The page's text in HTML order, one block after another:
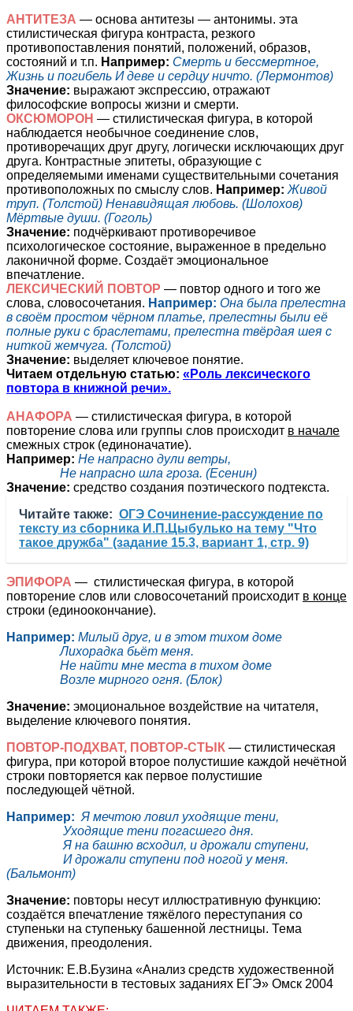
АНТИТЕЗА — основа антитезы — антонимы. эта
стилистическая фигура контраста, резкого
противопоставления понятий, положений, образов,
состояний и т.п. Например: Смерть и бессмертное,
Жизнь и погибель И деве и сердцу ничто. (Лермонтов)
Значение: выражают экспрессию, отражают
философские вопросы жизни и смерти.
ОКСЮМОРОН — стилистическая фигура, в которой
наблюдается необычное соединение слов,
противоречащих друг другу, логически исключающих друг
друга. Контрастные эпитеты, образующие с
определяемыми именами существительными сочетания
противоположных по смыслу слов. Например: Живой
труп. (Толстой) Ненавидящая любовь. (Шолохов)
Мёртвые души. (Гоголь)
Значение: подчёркивают противоречивое
психологическое состояние, выраженное в предельно
лаконичной форме. Создаёт эмоциональное
впечатление.
ЛЕКСИЧЕСКИЙ ПОВТОР — повтор одного и того же
слова, словосочетания. Например: Она была прелестна
в своём простом чёрном платье, прелестны были её
полные руки с браслетами, прелестна твёрдая шея с
ниткой жемчуга. (Толстой)
Значение: выделяет ключевое понятие.
Читаем отдельную статью: «Роль лексического
повтора в книжной речи».
АНАФОРА — стилистическая фигура, в которой
повторение слова или группы слов происходит в начале
смежных строк (единоначатие).
Например: Не напрасно дули ветры,
Не напрасно шла гроза. (Есенин)
Значение: средство создания поэтического подтекста.
Читайте также: ОГЭ Сочинение-рассуждение по
тексту из сборника И.П.Цыбулько на тему "Что
такое дружба" (задание 15.3, вариант 1, стр. 9)
ЭПИФОРА — стилистическая фигура, в которой
повторение слов или словосочетаний происходит в конце
строки (единоокончание).
Например: Милый друг, и в этом тихом доме
Лихорадка бьёт меня.
Не найти мне места в тихом доме
Возле мирного огня. (Блок)
Значение: эмоциональное воздействие на читателя,
выделение ключевого понятия.
ПОВТОР-ПОДХВАТ, ПОВТОР-СТЫК — стилистическая
фигура, при которой второе полустишие каждой нечётной
строки повторяется как первое полустишие
последующей чётной.
Например: Я мечтою ловил уходящие тени,
Уходящие тени погасшего дня.
Я на башню всходил, и дрожали ступени,
И дрожали ступени под ногой у меня.
(Бальмонт)
Значение: повторы несут иллюстративную функцию:
создаётся впечатление тяжёлого переступания со
ступеньки на ступеньку башенной лестницы. Тема
движения, преодоления.
Источник: Е.В.Бузина «Анализ средств художественной
выразительности в тестовых заданиях ЕГЭ» Омск 2004